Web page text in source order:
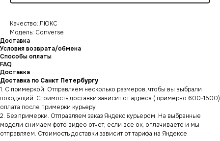
Качество: ЛЮКС
Модель: Converse
Доставка
Условия возврата/обмена
Способы оплаты
FAQ
Доставка
Доставка по Санкт Петербургу
1. С примеркой. Отправляем несколько размеров, чтобы вы выбрали
походящий. Стоимость доставки зависит от адреса.( примерно 600-1500)
оплата после примерки курьеру
2. Без примерки. Отправляем заказ Яндекс курьером. На выбранные
модели снимаем фото видео отчет, если все ок, оплачиваете и мы
отправляем. Стоимость доставки зависит от тарифа на Яндексе